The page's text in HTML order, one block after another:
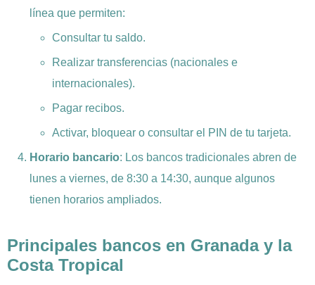
línea que permiten:
Consultar tu saldo.
Realizar transferencias (nacionales e
internacionales).
Pagar recibos.
Activar, bloquear o consultar el PIN de tu tarjeta.
Horario bancario: Los bancos tradicionales abren de
lunes a viernes, de 8:30 a 14:30, aunque algunos
tienen horarios ampliados.
Principales bancos en Granada y la
Costa Tropical